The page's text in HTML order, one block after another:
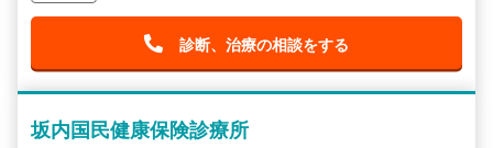
診断、治療の相談をする
坂内国民健康保険診療所